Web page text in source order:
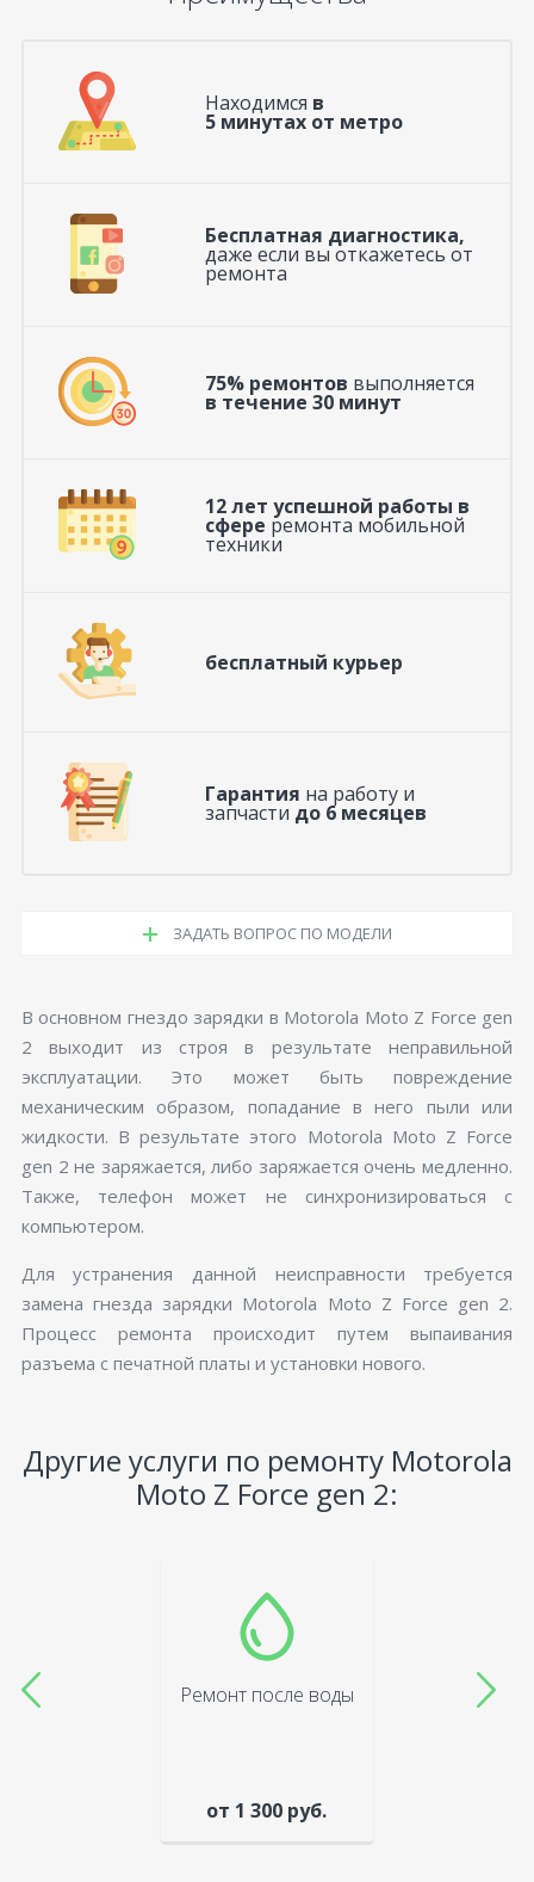
Находимся в
5 минутах от метро
Бесплатная диагностика,
даже если вы откажетесь от
ремонта
75% ремонтов выполняется
в течение 30 минут
12 лет успешной работы в
сфере ремонта мобильной
техники
бесплатный курьер
Гарантия на работу и
запчасти до 6 месяцев
ЗАДАТЬ ВОПРОС ПО МОДЕЛИ
В основном гнездо зарядки в Motorola Moto Z Force gen
2 выходит из строя в результате неправильной
эксплуатации. Это может быть повреждение
механическим образом, попадание в него пыли или
жидкости. В результате этого Motorola Moto Z Force
gen 2 не заряжается, либо заряжается очень медленно.
Также, телефон может не синхронизироваться с
компьютером.
Для устранения данной неисправности требуется
замена гнезда зарядки Motorola Moto Z Force gen 2.
Процесс ремонта происходит путем выпаивания
разъема с печатной платы и установки нового.
Другие услуги по ремонту Motorola
Moto Z Force gen 2:
Ремонт после воды
от 1 300 руб.